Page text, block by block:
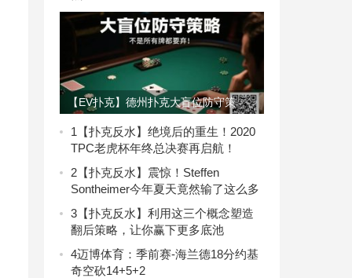
【EV扑克】德州扑克大盲位防守策
略：不是所有牌都要弃！
1 【扑克反水】绝境后的重生！2020
TPC老虎杯年终总决赛再启航！
2 【扑克反水】震惊！Steffen
Sontheimer今年夏天竟然输了这么多
3 【扑克反水】利用这三个概念塑造
翻后策略，让你赢下更多底池
4迈博体育：季前赛-海兰德18分约基
奇空砍14+5+2